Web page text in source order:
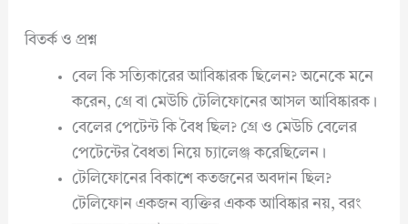
বিতর্ক ও প্রশ্ন
বেল কি সত্যিকারের আবিষ্কারক ছিলেন? অনেকে মনে
করেন, গ্রে বা মেউচি টেলিফোনের আসল আবিষ্কারক।
বেলের পেটেন্ট কি বৈধ ছিল? গ্রে ও মেউচি বেলের
পেটেন্টের বৈধতা নিয়ে চ্যালেঞ্জ করেছিলেন।
টেলিফোনের বিকাশে কতজনের অবদান ছিল?
টেলিফোন একজন ব্যক্তির একক আবিষ্কার নয়, বরং